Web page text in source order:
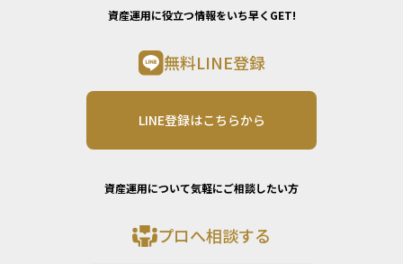
資産運用に役立つ情報をいち早くGET!
無料LINE登録
LINE登録はこちらから
資産運用について気軽にご相談したい方
プロへ相談する